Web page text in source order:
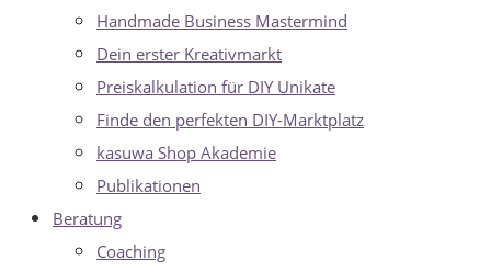
Handmade Business Mastermind
Dein erster Kreativmarkt
Preiskalkulation für DIY Unikate
Finde den perfekten DIY-Marktplatz
kasuwa Shop Akademie
Publikationen
Beratung
Coaching